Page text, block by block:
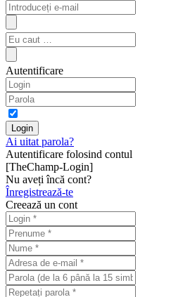
Autentificare
Ai uitat parola?
Autentificare folosind contul
[TheChamp-Login]
Nu aveți încă cont?
Înregistrează-te
Creează un cont